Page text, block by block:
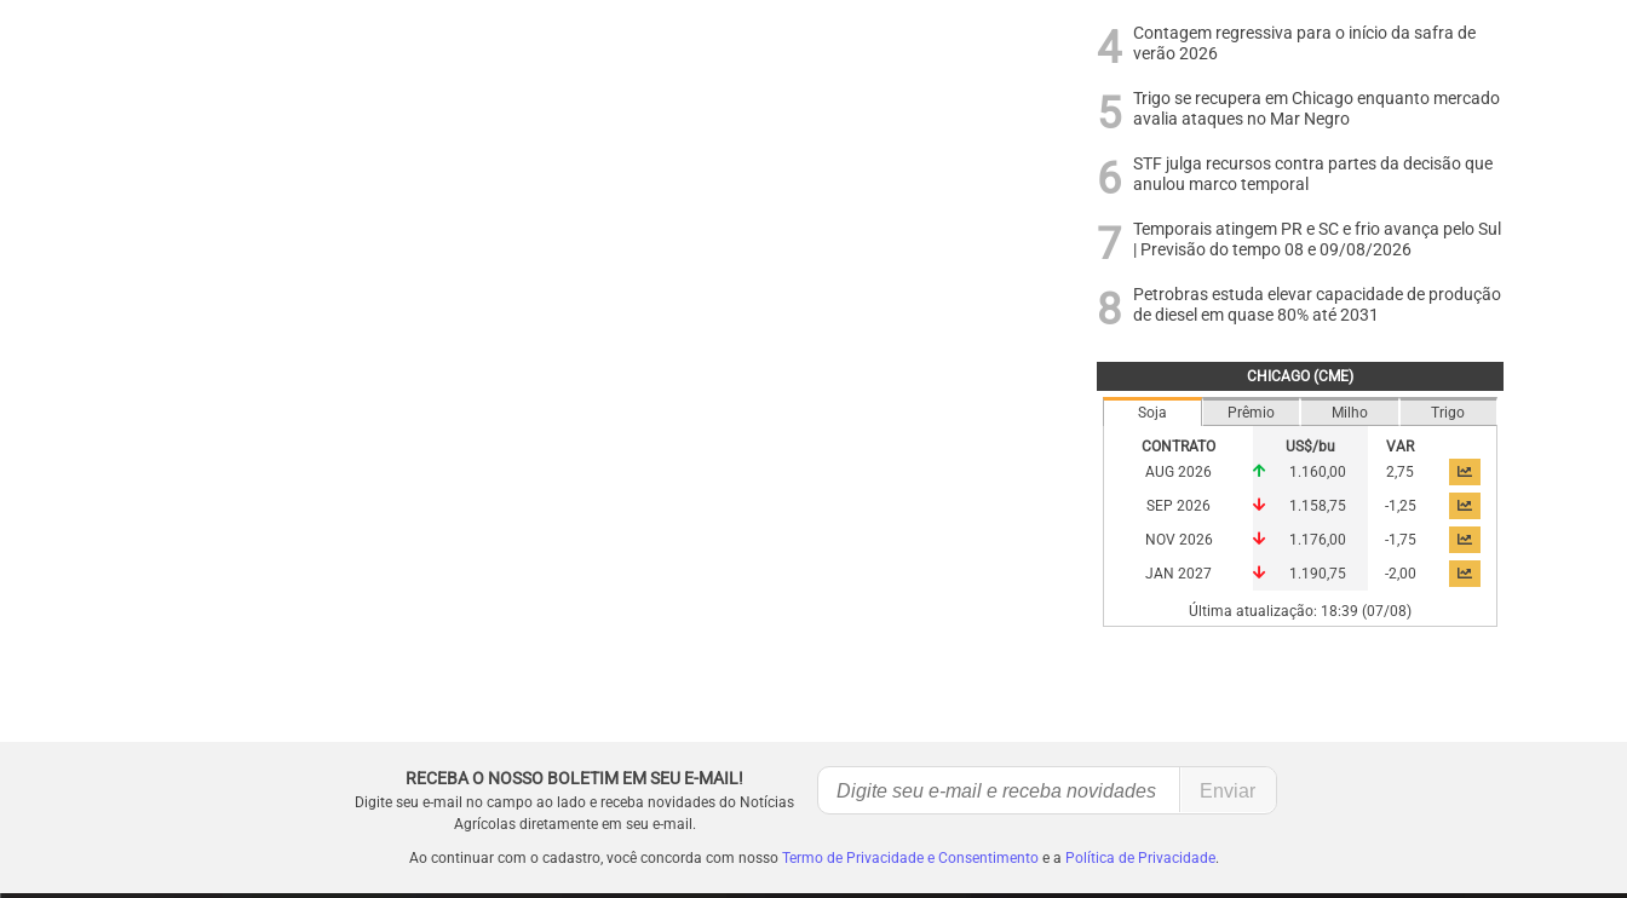
Contagem regressiva para o início da safra de
verão 2026
Trigo se recupera em Chicago enquanto mercado
avalia ataques no Mar Negro
STF julga recursos contra partes da decisão que
anulou marco temporal
Temporais atingem PR e SC e frio avança pelo Sul
| Previsão do tempo 08 e 09/08/2026
Petrobras estuda elevar capacidade de produção
de diesel em quase 80% até 2031
CHICAGO (CME)
Soja Prêmio Milho
Trigo
CONTRATO
US$/bu
VAR
AUG 2026
1.160,00
2,75
SEP 2026
1.158,75
-1,25
NOV 2026
1.176,00
-1,75
JAN 2027
1.190,75 -2,00
Última atualização: 18:39 (07/08)
RECEBA O NOSSO BOLETIM EM SEU E-MAIL!
Digite seu e-mail no campo ao lado e receba novidades do Notícias
Agrícolas diretamente em seu e-mail.
Ao continuar com o cadastro, você concorda com nosso Termo de Privacidade e Consentimentoe a Política de Privacidade.